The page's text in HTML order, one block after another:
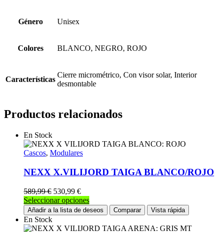
Género Unisex
Colores BLANCO, NEGRO, ROJO
Características
Cierre micrométrico, Con visor solar, Interior
desmontable
Productos relacionados
En Stock
Cascos, Modulares
NEXX X.VILIJORD TAIGA BLANCO/ROJO
589,99€ 530,99 €
Seleccionar opcionesEste
producto
tiene
múltiples
Añadir a la lista de deseos Comparar Vista rápida
En Stock